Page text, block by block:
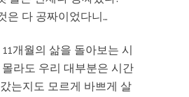
은 다 공짜이었다니…
개월의 삶을 돌아보는 시
라도 우리 대부분은 시간
는지도 모르게 바쁘게 살